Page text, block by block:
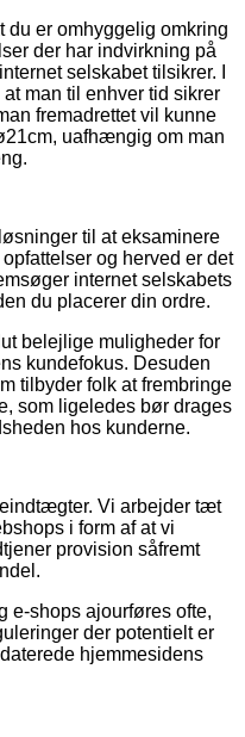
du er omhyggelig omkring
der har indvirkning på
selskabet tilsikrer. I
man til enhver tid sikrer
fremadrettet vil kunne
uafhængig om man
til at eksaminere
og herved er det
internet selskabets
du placerer din ordre.
belejlige muligheder for
kundefokus. Desuden
tilbyder folk at frembringe
som ligeledes bør drages
hos kunderne.
Vi arbejder tæt
i form af at vi
provision såfremt
e-shops ajourføres ofte,
der potentielt er
hjemmesidens